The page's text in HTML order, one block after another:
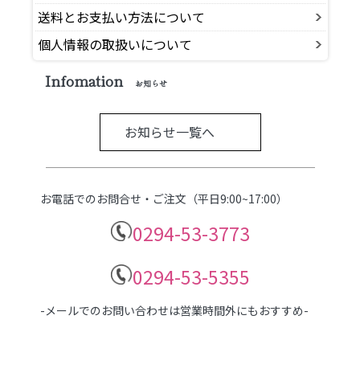
送料とお支払い方法について
個人情報の取扱いについて
Infomation お知らせ
お知らせ一覧へ
お電話でのお問合せ・ご注文（平日9:00~17:00）
0294-53-3773
0294-53-5355
-メールでのお問い合わせは営業時間外にもおすすめ-